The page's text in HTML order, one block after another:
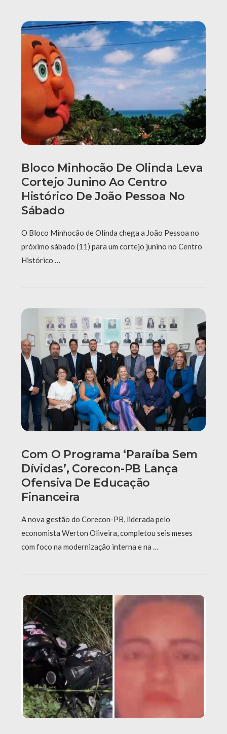
Bloco Minhocão De Olinda Leva
Cortejo Junino Ao Centro
Histórico De João Pessoa No
Sábado
O Bloco Minhocão de Olinda chega a João Pessoa no
próximo sábado (11) para um cortejo junino no Centro
Histórico …
Com O Programa ‘Paraíba Sem
Dívidas’, Corecon-PB Lança
Ofensiva De Educação
Financeira
A nova gestão do Corecon-PB, liderada pelo
economista Werton Oliveira, completou seis meses
com foco na modernização interna e na …